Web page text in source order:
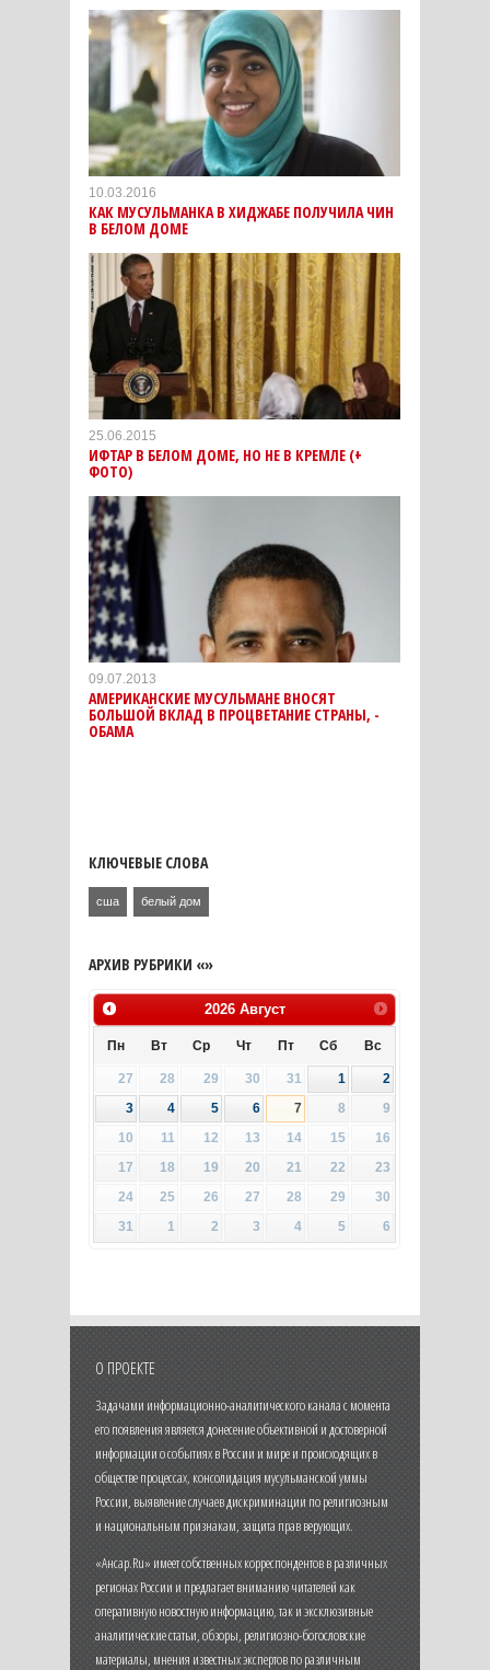
10.03.2016
КАК МУСУЛЬМАНКА В ХИДЖАБЕ ПОЛУЧИЛА ЧИН
В БЕЛОМ ДОМЕ
25.06.2015
ИФТАР В БЕЛОМ ДОМЕ, НО НЕ В КРЕМЛЕ (+
ФОТО)
09.07.2013
АМЕРИКАНСКИЕ МУСУЛЬМАНЕ ВНОСЯТ
БОЛЬШОЙ ВКЛАД В ПРОЦВЕТАНИЕ СТРАНЫ, -
ОБАМА
КЛЮЧЕВЫЕ СЛОВА
сша белый дом
АРХИВ РУБРИКИ «»
2026 Август
Пн Вт Ср Чт Пт Сб Вс
27 28 29 30 31 1
2
3
4 5 6 7 8
9
10
11 12 13 14 15
16
17
18 19 20 21 22
23
24
25 26 27 28 29
30
31
1 2 3 4 5 6
О ПРОЕКТЕ
Задачами информационно-аналитического канала с момента
его появления является донесение объективной и достоверной
информации о событиях в России и мире и происходящих в
обществе процессах, консолидация мусульманской уммы
России, выявление случаев дискриминации по религиозным
и национальным признакам, защита прав верующих.
«Ансар.Ru» имеет собственных корреспондентов в различных
регионах России и предлагает вниманию читателей как
оперативную новостную информацию, так и эксклюзивные
аналитические статьи, обзоры, религиозно-богословские
материалы, мнения известных экспертов по различным